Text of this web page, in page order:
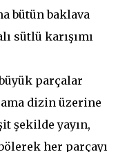
bütün baklava
sütlü karışımı
parçalar
dizin üzerine
şekilde yayın,
her parçayı